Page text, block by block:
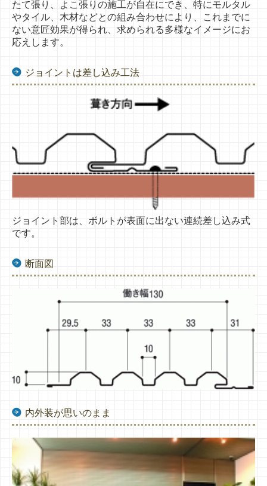
たて張り、よこ張りの施工が自在にでき、特にモルタル
やタイル、木材などとの組み合わせにより、これまでに
ない意匠効果が得られ、求められる多様なイメージにお
応えします。
ジョイントは差し込み工法
ジョイント部は、ボルトが表面に出ない連続差し込み式
です。
断面図
内外装が思いのまま